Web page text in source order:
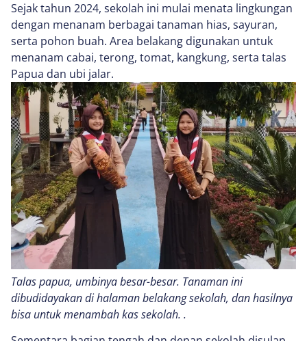
Sejak tahun 2024, sekolah ini mulai menata lingkungan
dengan menanam berbagai tanaman hias, sayuran,
serta pohon buah. Area belakang digunakan untuk
menanam cabai, terong, tomat, kangkung, serta talas
Papua dan ubi jalar.
Talas papua, umbinya besar-besar. Tanaman ini
dibudidayakan di halaman belakang sekolah, dan hasilnya
bisa untuk menambah kas sekolah. .